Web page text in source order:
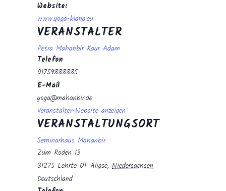
Website:
www.yoga-klang.eu
VERANSTALTUNGSORT
Seminarhaus Mahanbir
Zum Roden 13
31275 Lehrte OT Aligse, Niedersachsen
Deutschland
VERANSTALTER
Petra Mahanbir Kaur Adam
Telefon
01759888885
E-Mail
yoga@mahanbir.de
Veranstalter-Website anzeigen